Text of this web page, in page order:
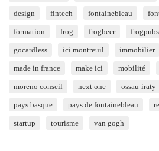
design fintech fontainebleau
formation frog frogbeer frogpubs
gocardless ici montreuil immobilier
made in france make ici mobilité
moreno conseil next one ossau-iraty
pays basque pays de fontainebleau
startup tourisme van gogh